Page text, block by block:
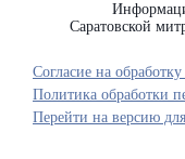
Саратовской
Согласие на
Политика обработки
Перейти на версию